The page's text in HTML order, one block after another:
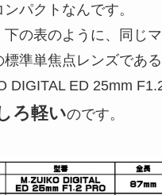
パクトなんです。
下の表のように、同じ
標準単焦点レンズであ
DIGITAL ED 25mm
ろ軽いのです。